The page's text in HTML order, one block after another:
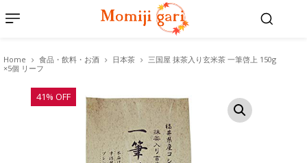
Home 食品・飲料・お酒 日本茶
三国屋 抹茶入り玄米茶 一筆啓上 150g
×5個 リーフ
41% OFF